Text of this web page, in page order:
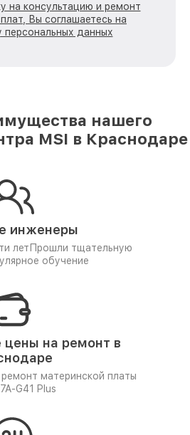
на консультацию и ремонт
Вы соглашаетесь на
персональных данных
нашего
MSI в Краснодаре
инженеры
лет Прошли тщательную
обучение
на ремонт в
материнской платы
G41 Plus